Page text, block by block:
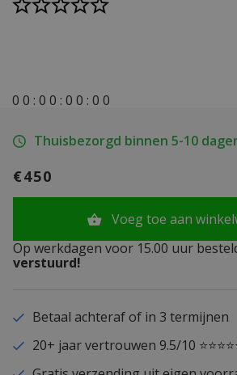
0 0 : 0 0 : 0 0 : 0 0
Thuisbezorgd binnen 5-10
€450
Voeg toe aan
Op werkdagen voor 15.00 uur
verstuurd!
Betaal achteraf of in 3 termijnen
20+ jaar vertrouwen 9.5/10